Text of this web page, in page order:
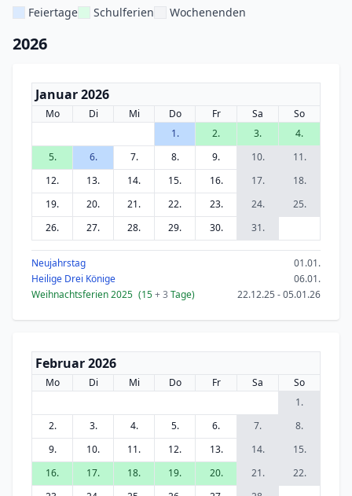
Feiertage Schulferien Wochenenden
2026
Januar 2026
Mo Di Mi Do Fr Sa
So
1.
2. 3.
4.
5.
6. 7. 8. 9. 10.
11.
12.
13. 14. 15. 16. 17.
18.
19.
20. 21. 22. 23. 24.
25.
26.
27. 28. 29. 30. 31.
Neujahrstag
01.01.
Heilige Drei Könige
06.01.
Weihnachtsferien 2025 (15+ 3 Tage) 22.12.25 - 05.01.26
Februar 2026
Mo Di Mi Do Fr Sa
So
1.
2.
3. 4. 5. 6. 7.
8.
9.
10. 11. 12. 13. 14.
15.
16.
17. 18. 19. 20. 21.
22.